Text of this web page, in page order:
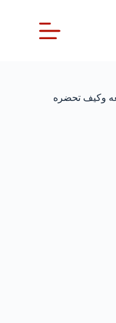
وكيف تحضره